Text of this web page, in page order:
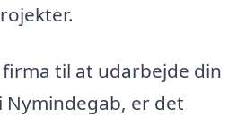
til at udarbejde din
er det